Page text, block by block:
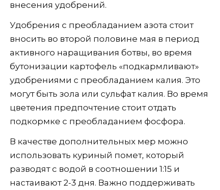
внесения удобрений.
Удобрения с преобладанием азота стоит
вносить во второй половине мая в период
активного наращивания ботвы, во время
бутонизации картофель «подкармливают»
удобрениями с преобладанием калия. Это
могут быть зола или сульфат калия. Во время
цветения предпочтение стоит отдать
подкормке с преобладанием фосфора.
В качестве дополнительных мер можно
использовать куриный помет, который
разводят с водой в соотношении 1:15 и
настаивают 2-3 дня. Важно поддерживать